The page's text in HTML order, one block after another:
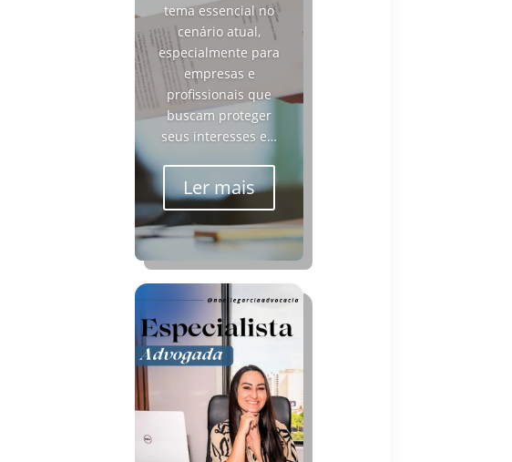
tema essencial no
cenário atual,
especialmente para
empresas e
profissionais que
buscam proteger
seus interesses e…
Ler mais